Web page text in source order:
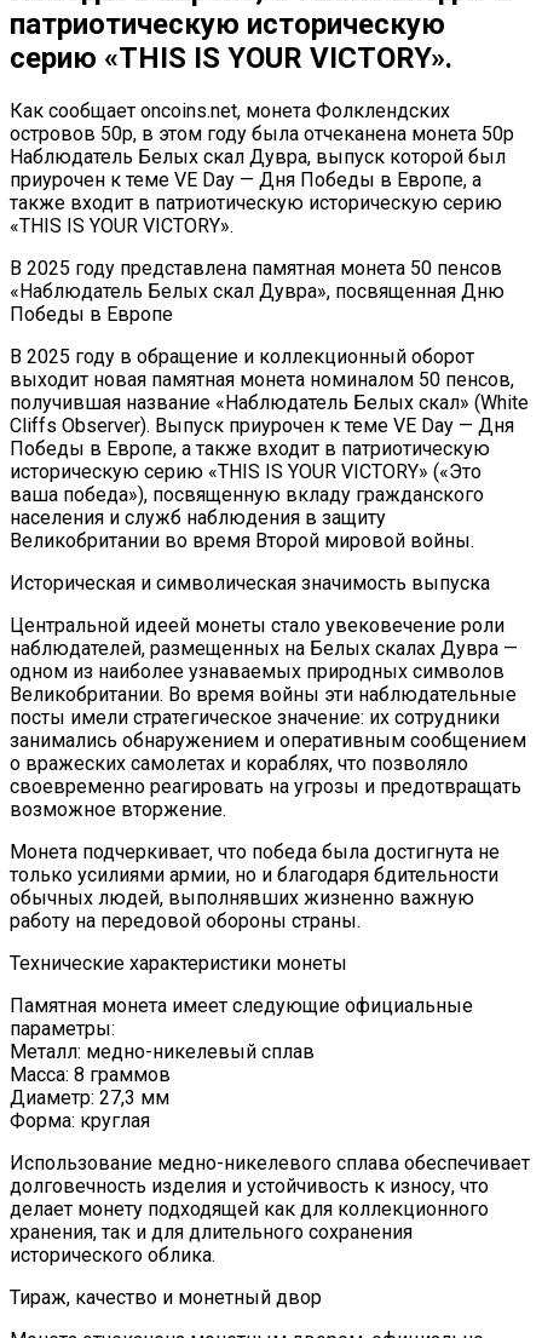
патриотическую историческую
серию «THIS IS YOUR VICTORY».
Как сообщает oncoins.net, монета Фолклендских
островов 50р, в этом году была отчеканена монета 50р
Наблюдатель Белых скал Дувра, выпуск которой был
приурочен к теме VE Day — Дня Победы в Европе, а
также входит в патриотическую историческую серию
«THIS IS YOUR VICTORY».
В 2025 году представлена памятная монета 50 пенсов
«Наблюдатель Белых скал Дувра», посвященная Дню
Победы в Европе
В 2025 году в обращение и коллекционный оборот
выходит новая памятная монета номиналом 50 пенсов,
получившая название «Наблюдатель Белых скал» (White
Cliffs Observer). Выпуск приурочен к теме VE Day — Дня
Победы в Европе, а также входит в патриотическую
историческую серию «THIS IS YOUR VICTORY» («Это
ваша победа»), посвященную вкладу гражданского
населения и служб наблюдения в защиту
Великобритании во время Второй мировой войны.
Историческая и символическая значимость выпуска
Центральной идеей монеты стало увековечение роли
наблюдателей, размещенных на Белых скалах Дувра —
одном из наиболее узнаваемых природных символов
Великобритании. Во время войны эти наблюдательные
посты имели стратегическое значение: их сотрудники
занимались обнаружением и оперативным сообщением
о вражеских самолетах и кораблях, что позволяло
своевременно реагировать на угрозы и предотвращать
возможное вторжение.
Монета подчеркивает, что победа была достигнута не
только усилиями армии, но и благодаря бдительности
обычных людей, выполнявших жизненно важную
работу на передовой обороны страны.
Технические характеристики монеты
Памятная монета имеет следующие официальные
параметры:
Металл: медно-никелевый сплав
Масса: 8 граммов
Диаметр: 27,3 мм
Форма: круглая
Использование медно-никелевого сплава обеспечивает
долговечность изделия и устойчивость к износу, что
делает монету подходящей как для коллекционного
хранения, так и для длительного сохранения
исторического облика.
Тираж, качество и монетный двор